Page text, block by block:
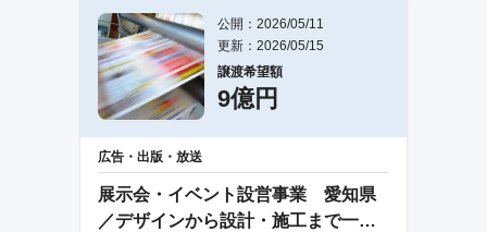
公開：2026/05/11
更新：2026/05/15
譲渡希望額
9億円
広告・出版・放送
展示会・イベント設営事業 愛知県
／デザインから設計・施工まで一気